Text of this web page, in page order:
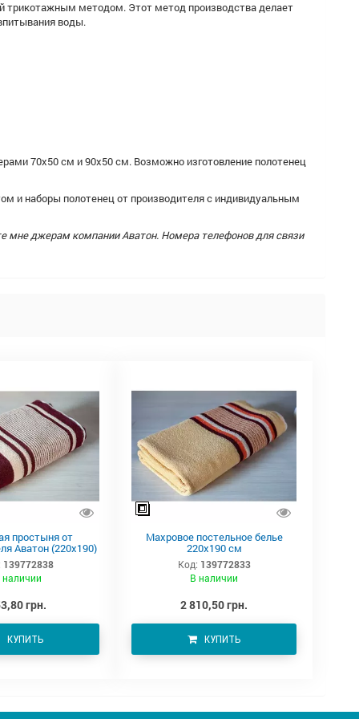
трикотажным методом. Этот метод производства делает
воды.
70х50 см и 90х50 см. Возможно изготовление полотенец
и наборы полотенец от производителя с индивидуальным
мне джерам компании Аватон. Номера телефонов для связи
простыня от
Аватон (220х190)
139772838
грн.
КУПИТЬ
Махровое постельное белье
220х190 см
Код: 139772833
В наличии
2 810,50 грн.
КУПИТЬ